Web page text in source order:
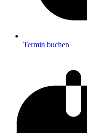
Termin buchen